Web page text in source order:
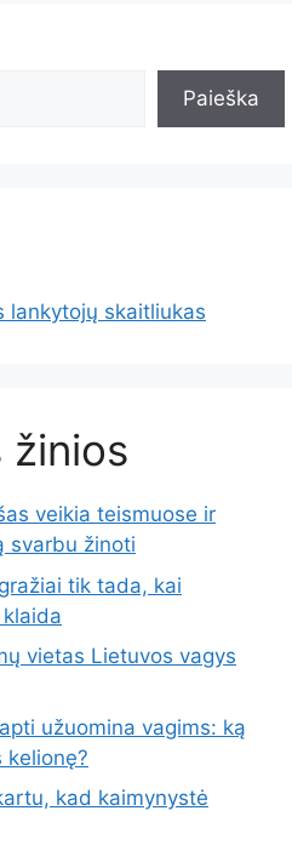
Paieška
žinios
veikia teismuose ir
svarbu žinoti
tik tada, kai
vietas Lietuvos vagys
užuomina vagims: ką
kelionę?
kad kaimynystė